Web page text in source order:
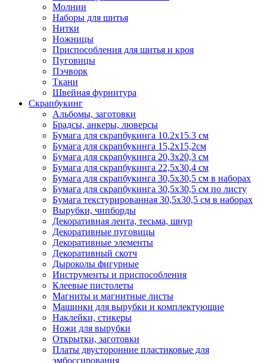
Молнии
Наборы для шитья
Нитки
Ножницы
Приспособления для шитья и кроя
Пуговицы
Пэчворк
Ткани
Швейная фурнитура
Скрапбукинг
Альбомы, заготовки
Брадсы, анкеры, люверсы
Бумага для скрапбукинга 10.2х15.3 см
Бумага для скрапбукинга 15,2х15,2см
Бумага для скрапбукинга 20,3х20,3 см
Бумага для скрапбукинга 22,5х30,4 см
Бумага для скрапбукинга 30,5х30,5 см в наборах
Бумага для скрапбукинга 30,5х30,5 см по листу
Бумага текстурированная 30,5х30,5 см в наборах
Вырубки, чипборды
Декоративная лента, тесьма, шнур
Декоративные пуговицы
Декоративные элементы
Декоративный скотч
Дыроколы фигурные
Инструменты и приспособления
Клеевые пистолеты
Магниты и магнитные листы
Машинки для вырубки и комплектующие
Наклейки, стикеры
Ножи для вырубки
Открытки, заготовки
Платы двусторонние пластиковые для
эмбоссирования